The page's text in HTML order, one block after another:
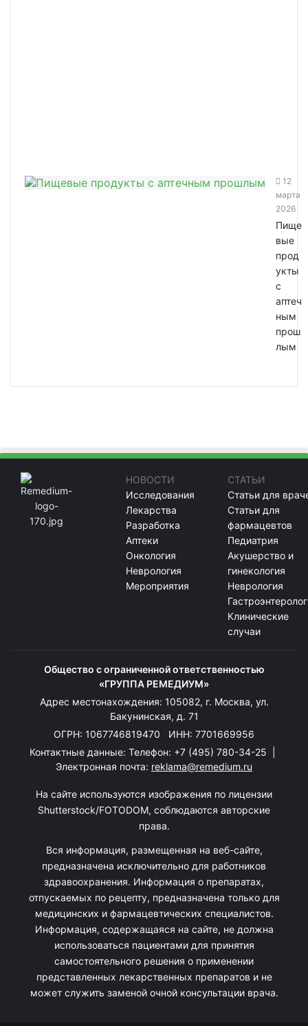
12
марта
2026
Пище
вые
прод
укты
с
аптеч
ным
прош
лым
НОВОСТИ
Исследования
Лекарства
Разработка
Аптеки
Онкология
Неврология
Мероприятия
СТАТЬИ
Статьи для
Статьи для
фармацевтов
Педиатрия
Акушерство и
гинекология
Неврология
Клинические
случаи
Общество с ограниченной ответственностью
«ГРУППА РЕМЕДИУМ»
Адрес местонахождения: 105082, г. Москва, ул.
Бакунинская, д. 71
ОГРН: 1067746819470 ИНН: 7701669956
Контактные данные: Телефон: +7 (495) 780-34-25
Электронная почта: reklama@remedium.ru
На сайте используются изображения по лицензии
Shutterstock/FOTODOM, соблюдаются авторские
права.
Вся информация, размещенная на веб-сайте,
предназначена исключительно для работников
здравоохранения. Информация о препаратах,
отпускаемых по рецепту, предназначена только для
медицинских и фармацевтических специалистов.
Информация, содержащаяся на сайте, не должна
использоваться пациентами для принятия
самостоятельного решения о применении
представленных лекарственных препаратов и не
может служить заменой очной консультации врача.